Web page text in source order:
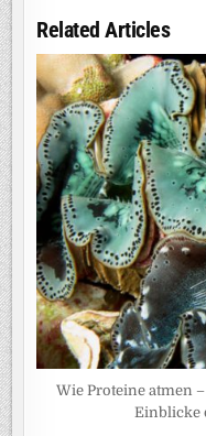
Related Articles
Wie Proteine atmen
Einblicke